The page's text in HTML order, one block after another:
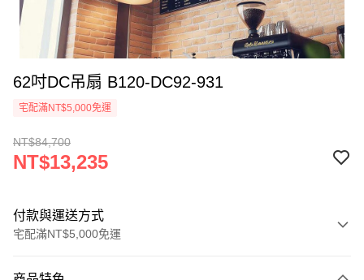
62吋DC吊扇 B120-DC92-931
宅配滿NT$5,000免運
NT$84,700
NT$13,235
付款與運送方式
宅配滿NT$5,000免運